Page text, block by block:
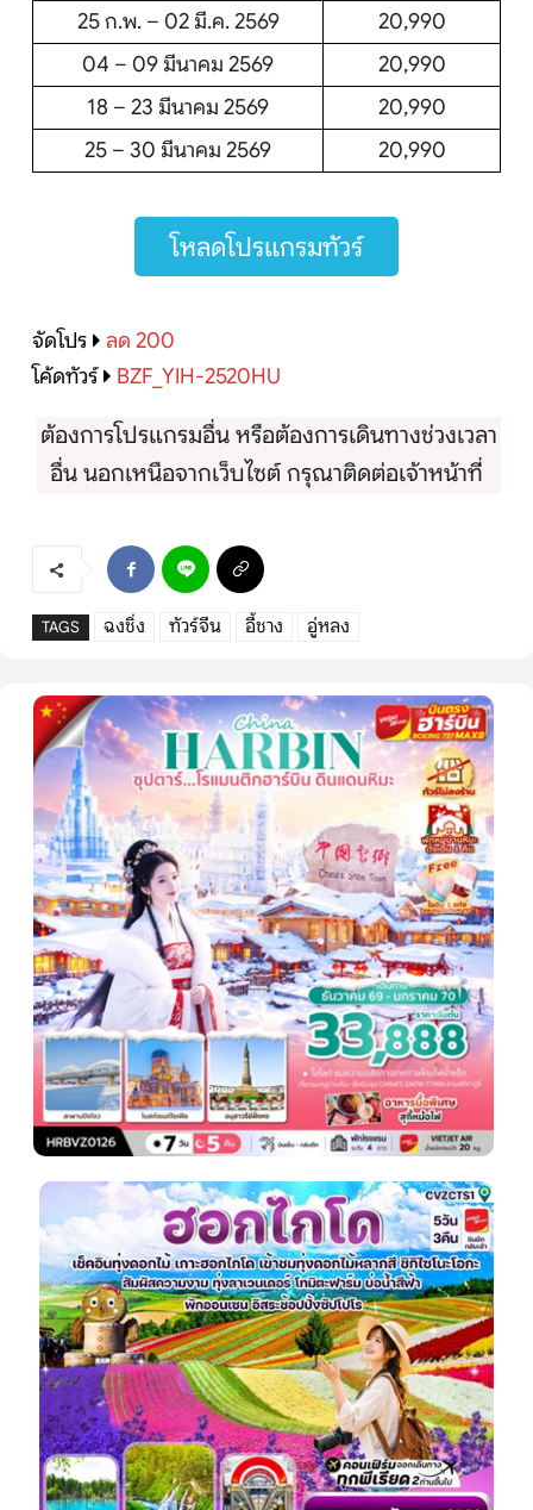
25 ก.พ. – 02 มี.ค. 2569
20,990
04 – 09 มีนาคม 2569
20,990
18 – 23 มีนาคม 2569
20,990
25 – 30 มีนาคม 2569
20,990
โหลดโปรแกรมทัวร์
จัดโปร
ลด 200
โค้ดทัวร์
BZF_YIH-2520HU
ต้องการโปรแกรมอื่น หรือต้องการเดินทางช่วงเวลา
อื่น นอกเหนือจากเว็บไซต์ กรุณาติดต่อเจ้าหน้าที่
TAGS ฉงชิ่ง ทัวร์จีน อี้ชาง อู่หลง